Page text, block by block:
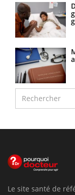
Le site santé de